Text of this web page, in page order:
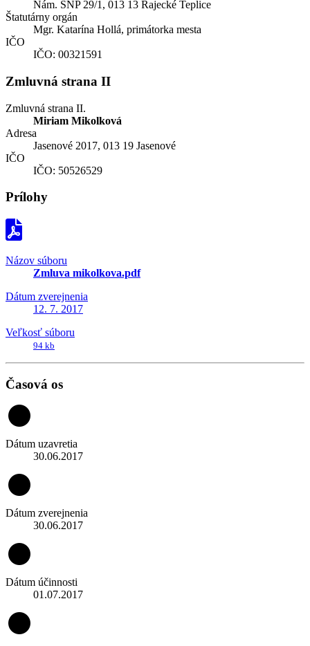
Nám. SNP 29/1, 013 13 Rajecké Teplice
Štatutárny orgán
Mgr. Katarína Hollá, primátorka mesta
IČO
IČO: 00321591
Zmluvná strana II
Zmluvná strana II.
Miriam Mikolková
Adresa
Jasenové 2017, 013 19 Jasenové
IČO
IČO: 50526529
Prílohy
Názov súboru
Zmluva mikolkova.pdf
Dátum zverejnenia
12. 7. 2017
Veľkosť súboru
94 kb
Časová os
Dátum uzavretia
30.06.2017
Dátum zverejnenia
30.06.2017
Dátum účinnosti
01.07.2017